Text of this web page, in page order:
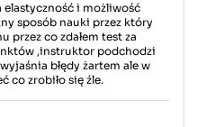
elastyczność i możliwość
sposób nauki przez który
przez co zdałem test za
,instruktor podchodzi
błędy żartem ale w
co zrobiło się źle.